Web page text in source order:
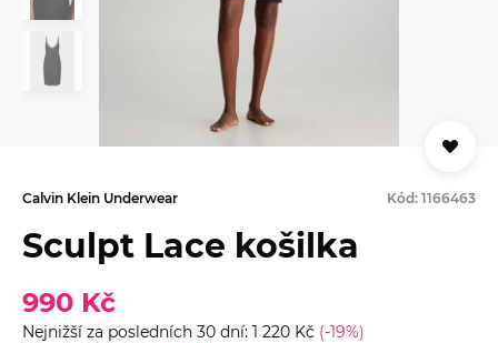
Calvin Klein Underwear Kód: 1166463
Sculpt Lace košilka
990 Kč
Nejnižší za posledních 30 dní: 1 220 Kč (-19%)